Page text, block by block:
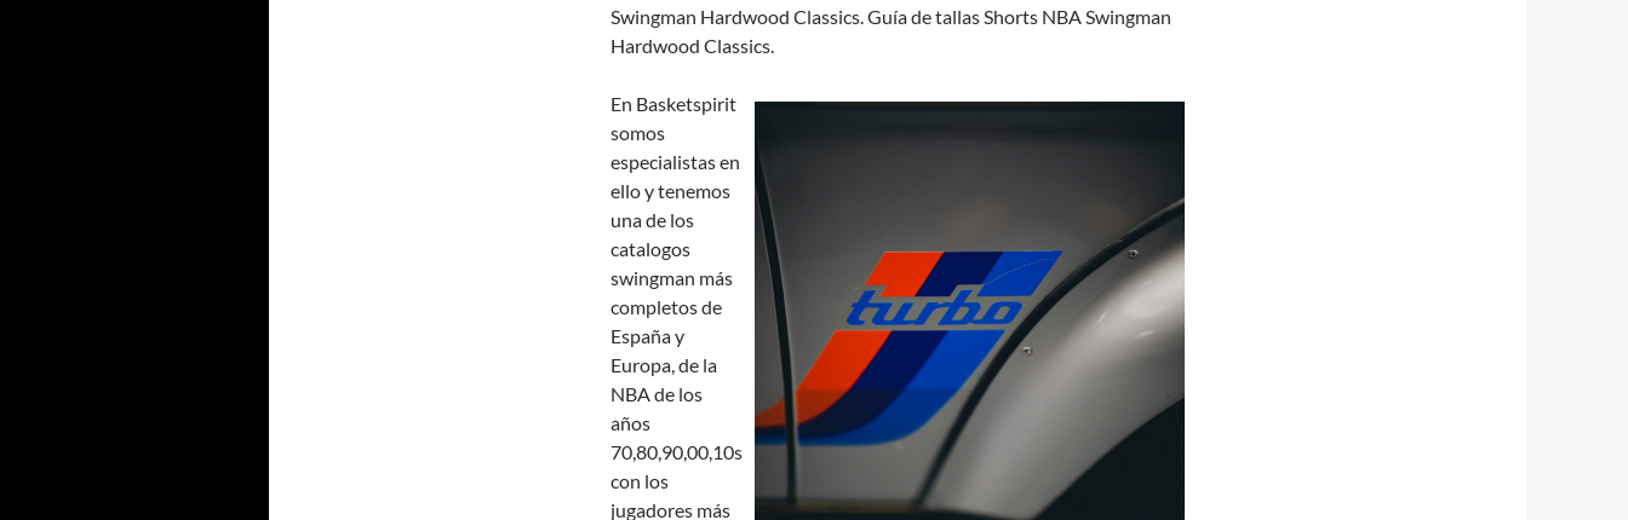
Swingman Hardwood Classics. Guía de tallas Shorts NBA Swingman
Hardwood Classics.
En Basketspirit
somos
especialistas en
ello y tenemos
una de los
catalogos
swingman más
completos de
España y
Europa, de la
NBA de los
años
70,80,90,00,10s
con los
jugadores más